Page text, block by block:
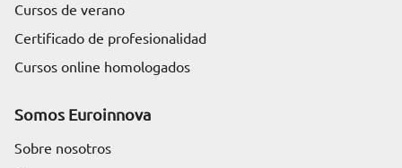
Cursos de verano
Certificado de profesionalidad
Cursos online homologados
Somos Euroinnova
Sobre nosotros